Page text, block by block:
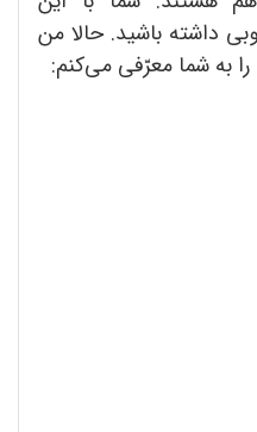
داشته باشید. حالا من
به شما معرّفی می‌کنم: